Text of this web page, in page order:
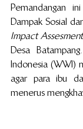
Pemandangan
Dampak Sosial
Impact Assesment
Desa
Indonesia (WWI)
agar para ibu
menerus